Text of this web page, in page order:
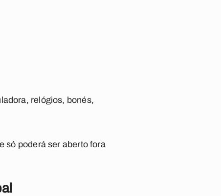
relógios, bonés,
só poderá ser aberto fora